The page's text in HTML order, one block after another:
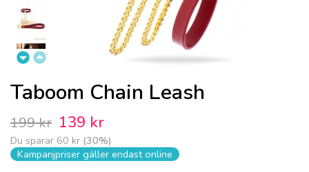
Taboom Chain Leash
199 kr 139 kr
Du sparar 60 kr (30%)
Kampanjpriser gäller endast online